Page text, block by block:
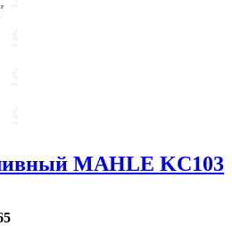
MAHLE KC103